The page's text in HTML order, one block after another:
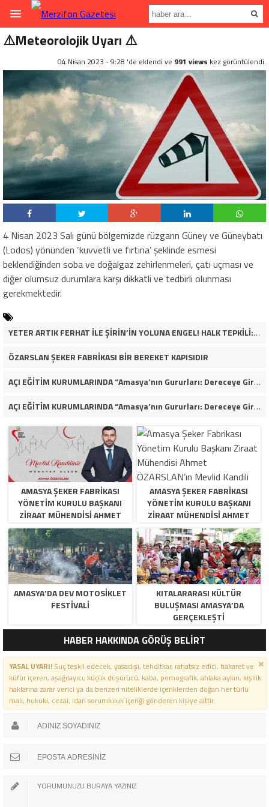
⚠️Meteorolojik Uyarı ⚠️
04 Nisan 2023 - 9:28 'de eklendi ve 991 views kez görüntülendi.
4 Nisan 2023 Salı günü bölgemizde rüzgarın Güney ve Güneybatı
(Lodos) yönünden ‘kuvvetli ve fırtına’ şeklinde esmesi
beklendiğinden soba ve doğalgaz zehirlenmeleri, çatı uçması ve
diğer olumsuz durumlara karşı dikkatli ve tedbirli olunması
gerekmektedir.
YETER ARTIK FERHAT İLE ŞİRİN’İN YOLUNA ENGEL! HALK TEPKİLİ: “YOLU KAPATMAK ÇÖZÜM DEĞİL, GÖREVİNİ YAP!”
ÖZARSLAN ŞEKER FABRİKASI BİR BEREKET KAPISIDIR
AÇI EĞİTİM KURUMLARINDA “Amasya’nın Gururları: Dereceye Giren Öğrenciler İçin Anlamlı Tören”
AÇI EĞİTİM KURUMLARINDA “Amasya’nın Gururları: Dereceye Giren Öğrenciler İçin Anlamlı Tören”
AMASYA ŞEKER FABRIKASI
YÖNETIM KURULU BAŞKANI
ZIRAAT MÜHENDISI AHMET
ÖZARSLAN’IN MEVLID KANDILI
MESAJI
AMASYA ŞEKER FABRIKASI
YÖNETIM KURULU BAŞKANI
ZIRAAT MÜHENDISI AHMET
ÖZARSLAN’IN MEVLID KANDILI
MESAJI
AMASYA’DA DEV MOTOSIKLET
FESTIVALI
KITALARARASI KÜLTÜR
BULUŞMASI AMASYA’DA
GERÇEKLEŞTI
HABER HAKKINDA GÖRÜŞ BELİRT
YASAL UYARI!Suç teşkil edecek, yasadışı, tehditkar, rahatsız edici, hakaret ve
küfür içeren, aşağılayıcı, küçük düşürücü, kaba, pornografik, ahlaka aykırı, kişilik
haklarına zarar verici ya da benzeri niteliklerde içeriklerden doğan her türlü
mali, hukuki, cezai, idari sorumluluk içeriği gönderen kişiye aittir.